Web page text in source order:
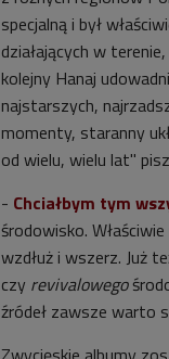
specjalną i był
działających w
kolejny Hanaj
najstarszych,
momenty, staranny
od wielu, wielu lat"
- Chciałbym tym
środowisko.
wzdłuż i wszerz. Już
czy revivalowego
źródeł zawsze warto